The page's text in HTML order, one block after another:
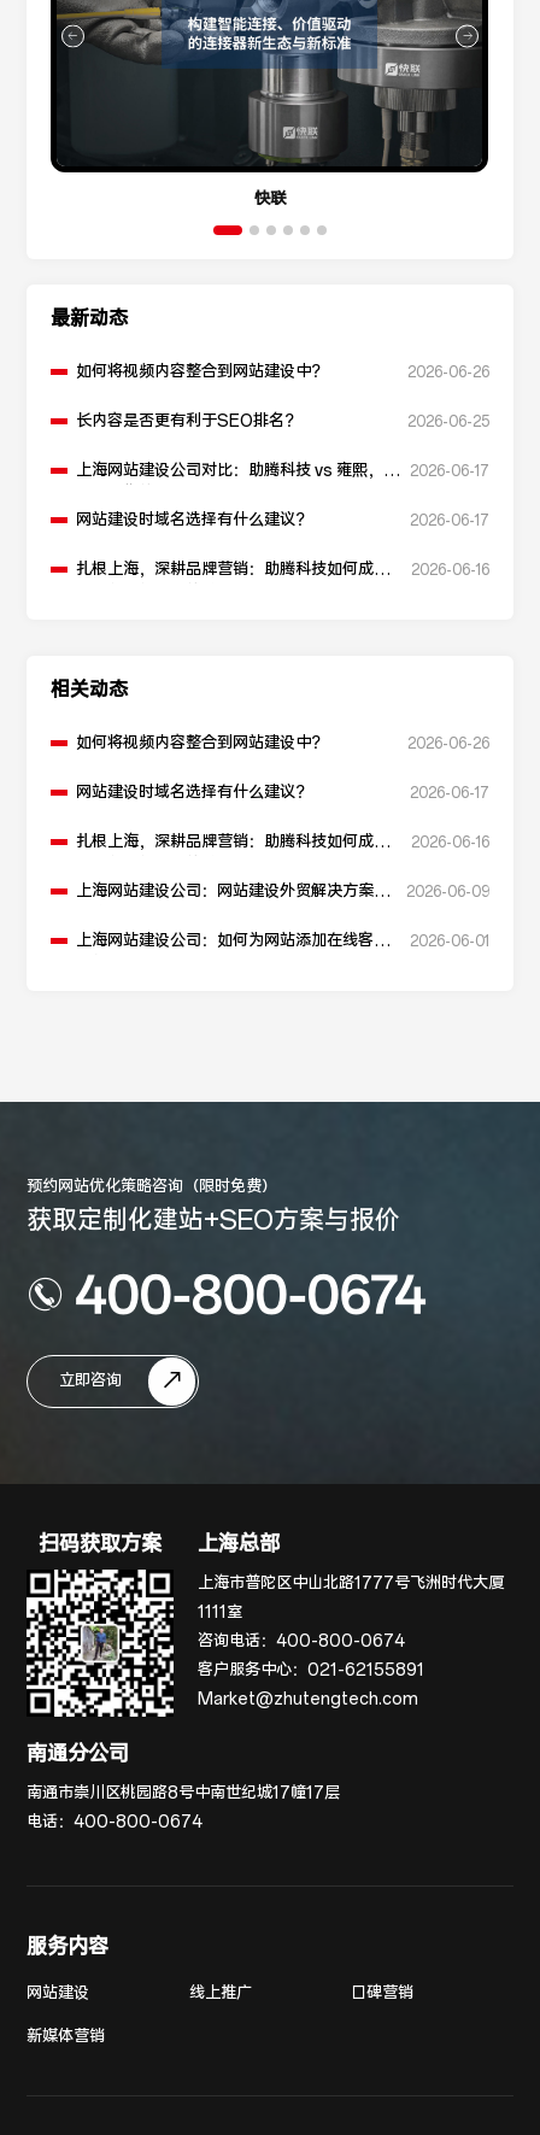
快联
最新动态
如何将视频内容整合到网站建设中？ 2026-06-26
长内容是否更有利于SEO排名？ 2026-06-25
上海网站建设公司对比：助腾科技 vs 雍熙，如
2026-06-17
网站建设时域名选择有什么建议？ 2026-06-17
扎根上海，深耕品牌营销：助腾科技如何成为
2026-06-16
相关动态
如何将视频内容整合到网站建设中？ 2026-06-26
网站建设时域名选择有什么建议？ 2026-06-17
扎根上海，深耕品牌营销：助腾科技如何成为
2026-06-16
上海网站建设公司：网站建设外贸解决方案如
2026-06-09
上海网站建设公司：如何为网站添加在线客服
2026-06-01
预约网站优化策略咨询（限时免费）
获取定制化建站+SEO方案与报价
400-800-0674
立即咨询
扫码获取方案 上海总部
上海市普陀区中山北路1777号飞洲时代大厦
1111室
咨询电话：400-800-0674
客户服务中心：021-62155891
Market@zhutengtech.com
南通分公司
南通市崇川区桃园路8号中南世纪城17幢17层
电话：400-800-0674
服务内容
网站建设 线上推广 口碑营销
新媒体营销